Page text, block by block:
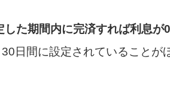
した期間内に完済すれば利息が
日間に設定されていることが